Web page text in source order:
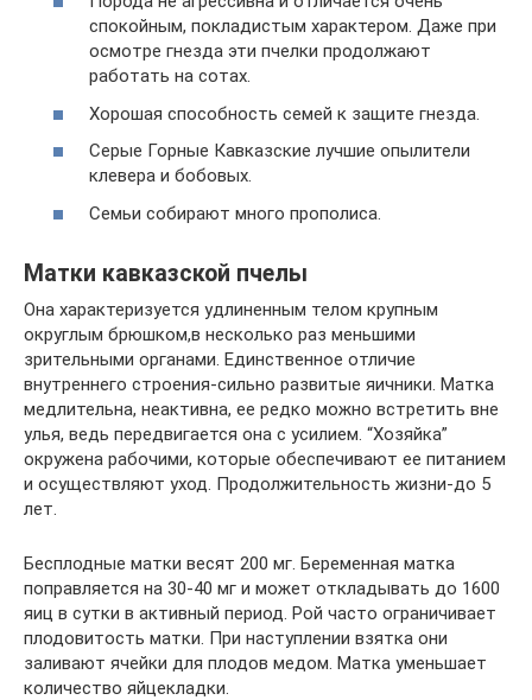
спокойным, покладистым характером. Даже при
осмотре гнезда эти пчелки продолжают
работать на сотах.
Хорошая способность семей к защите гнезда.
Серые Горные Кавказские лучшие опылители
клевера и бобовых.
Семьи собирают много прополиса.
Матки кавказской пчелы
Она характеризуется удлиненным телом крупным
округлым брюшком,в несколько раз меньшими
зрительными органами. Единственное отличие
внутреннего строения-сильно развитые яичники. Матка
медлительна, неактивна, ее редко можно встретить вне
улья, ведь передвигается она с усилием. “Хозяйка”
окружена рабочими, которые обеспечивают ее питанием
и осуществляют уход. Продолжительность жизни-до 5
лет.
Бесплодные матки весят 200 мг. Беременная матка
поправляется на 30-40 мг и может откладывать до 1600
яиц в сутки в активный период. Рой часто ограничивает
плодовитость матки. При наступлении взятка они
заливают ячейки для плодов медом. Матка уменьшает
количество яйцекладки.